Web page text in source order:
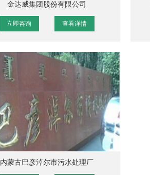
金达威集团股份有限公司
立即咨询 查看详情
内蒙古巴彦淖尔市污水处理厂